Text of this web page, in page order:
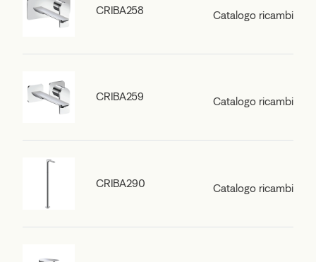
CRIBA258 Catalogo ricambi
CRIBA259 Catalogo ricambi
CRIBA290 Catalogo ricambi